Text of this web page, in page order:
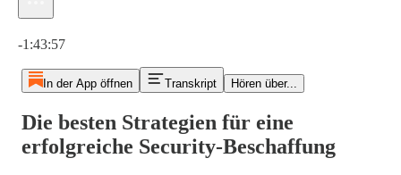
-1:43:57
In der App öffnen Transkript Hören über...
Die besten Strategien für eine
erfolgreiche Security-Beschaffung